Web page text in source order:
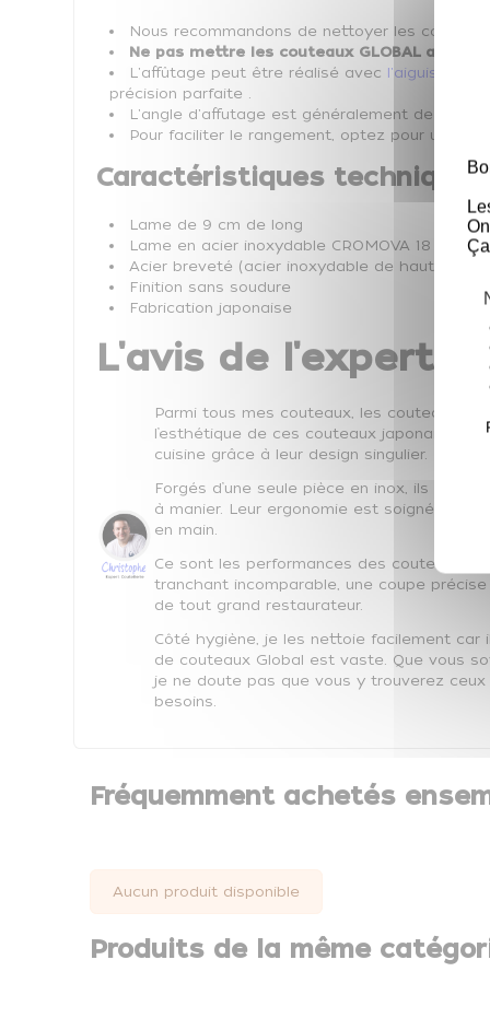
Nous recommandons de nettoyer les
Ne pas mettre les couteaux GLOBAL au lave-
L'affûtage peut être réalisé avec l'aiguiseur
précision parfaite .
L'angle d'affutage est généralement de 15 à
Pour faciliter le rangement, optez pour une
Caractéristiques techniques
Lame de 9 cm de long
Lame en acier inoxydable CROMOVA 18 trempé
Acier breveté (acier inoxydable de haute
Finition sans soudure
Fabrication japonaise
L'avis de l'expert
Parmi tous mes couteaux, les couteaux
l’esthétique de ces couteaux japonais et
cuisine grâce à leur design singulier.
Forgés d’une seule pièce en inox, ils sont
à manier. Leur ergonomie est soignée et
en main.
Ce sont les performances des couteaux
tranchant incomparable, une coupe
de tout grand restaurateur.
Côté hygiène, je les nettoie facilement car
de couteaux Global est vaste. Que vous
je ne doute pas que vous y trouverez
besoins.
Fréquemment achetés
Aucun produit disponible
Produits de la même